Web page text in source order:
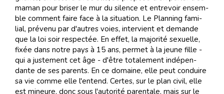
ma­man pour bri­ser le mur du si­lence et en­tre­voir en­sem­
ble com­ment faire face à la si­tua­tion. Le Plan­ning fa­mi­
lial, pré­ve­nu par d'au­tres voies, in­ter­vient et de­mande
que la loi soir res­pec­tée. En ef­fet, la ma­jo­ri­té sexuelle,
fixée dans no­tre pays à 15 ans, per­met à la jeune fille -
qui a jus­te­ment cet âge - d'être to­ta­le­ment in­dé­pen­
dante de ses pa­rents. En ce do­maine, elle peut con­duire
sa vie comme elle l'en­tend. Cer­tes, sur le plan ci­vil, elle
est mi­neure, donc sous l'au­to­ri­té pa­ren­tale, mais sur le